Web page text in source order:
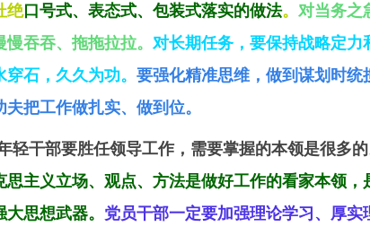
绝口号式、表态式、包装式落实的做法。 对当务之
吞吞、拖拖拉拉。 对长期任务，要保持战略定力
石，久久为功。 要强化精准思维，做到谋划时统
把工作做扎实、做到位。
轻干部要胜任领导工作，需要掌握的本领是很多的
思主义立场、观点、方法是做好工作的看家本领，
思想武器。 党员干部一定要加强理论学习、厚实